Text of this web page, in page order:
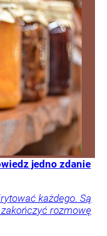
jedno zdanie
każdego. Są
rozmowę